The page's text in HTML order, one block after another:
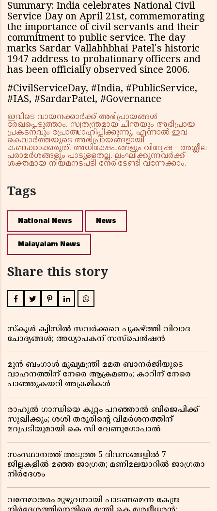
Summary: India celebrates National Civil
Service Day on April 21st, commemorating
the importance of civil servants and their
commitment to public service. The day
marks Sardar Vallabhbhai Patel's historic
1947 address to probationary officers and
has been officially observed since 2006.
#CivilServiceDay, #India, #PublicService,
#IAS, #SardarPatel, #Governance
ഇവിടെ വായനക്കാർക്ക് അഭിപ്രായങ്ങൾ
രേഖപ്പെടുത്താം. സ്വതന്ത്രമായ ചിന്തയും അഭിപ്രായ
പ്രകടനവും പ്രോത്സാഹിപ്പിക്കുന്നു. എന്നാൽ ഇവ
കെവാർത്തയുടെ അഭിപ്രായങ്ങളായി
കണക്കാക്കരുത്. അധിക്ഷേപങ്ങളും വിദ്വേഷ - അശ്ലീല
പരാമർശങ്ങളും പാടുള്ളതല്ല. ലംഘിക്കുന്നവർക്ക്
ശക്തമായ നിയമനടപടി നേരിടേണ്ടി വന്നേക്കാം.
Tags
National News News
Malayalam News
Share this story
സ്കൂൾ ക്വിസിൽ സവർക്കറെ പുകഴ്ത്തി വിവാദ
ചോദ്യങ്ങൾ; അധ്യാപകന് സസ്പെൻഷൻ
മുൻ ബംഗാൾ മുഖ്യമന്ത്രി മമത ബാനർജിയുടെ
വാഹനത്തിന് നേരെ ആക്രമണം; കാറിന് നേരെ
പാഞ്ഞുകയറി അക്രമികൾ
രാഹുൽ ഗാന്ധിയെ കുറ്റം പറഞ്ഞാൽ ബിജെപിക്ക്
സുഖിക്കും; ശശി തരൂരിന്റെ വിമർശനത്തിന്
മറുപടിയുമായി കെ സി വേണുഗോപാൽ
സംസ്ഥാനത്ത് അടുത്ത 5 ദിവസങ്ങളിൽ 7
ജില്ലകളിൽ മഞ്ഞ ജാഗ്രത; മണിമലയാറിൽ ജാഗ്രതാ
നിർദേശം
വന്ദേമാതരം മുഴുവനായി പാടണമെന്ന കേന്ദ്ര